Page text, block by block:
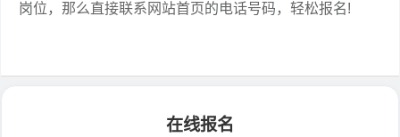
岗位，那么直接联系网站首页的电话号码，轻松报名!
在线报名